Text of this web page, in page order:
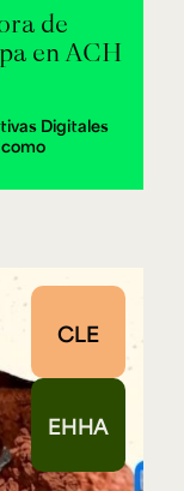
de
en ACH
Digitales
CLE
EHHA